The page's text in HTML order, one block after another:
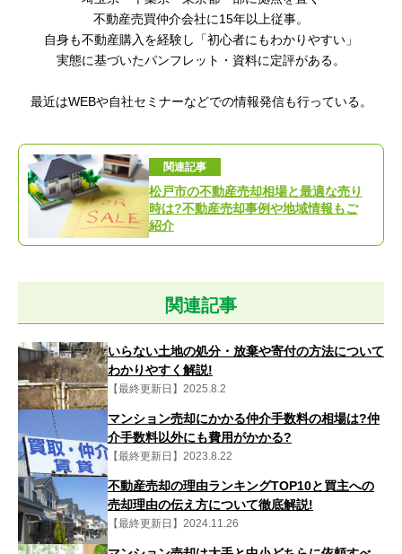
不動産売買仲介会社に15年以上従事。
自身も不動産購入を経験し「初心者にもわかりやすい 」
実態に基づいたパンフレット・資料に定評がある。
最近はWEBや自社セミナーなどでの情報発信も行っている。
関連記事
松戸市の不動産売却相場と最適な売り
時は?不動産売却事例や地域情報もご
紹介
関連記事
いらない土地の処分・放棄や寄付の方法について
わかりやすく解説!
【最終更新日】2025.8.2
マンション売却にかかる仲介手数料の相場は?仲
介手数料以外にも費用がかかる?
【最終更新日】2023.8.22
不動産売却の理由ランキングTOP10と買主への
売却理由の伝え方について徹底解説!
【最終更新日】2024.11.26